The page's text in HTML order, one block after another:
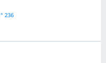
236